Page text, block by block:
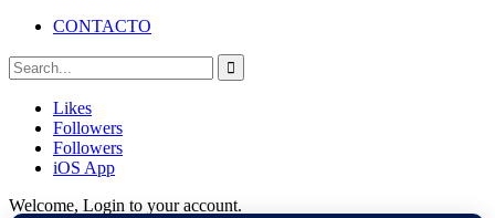
CONTACTO
Likes
Followers
Followers
iOS App
Welcome, Login to your account.